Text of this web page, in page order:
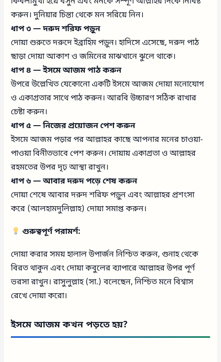
করুন। দুনিয়ার চিন্তা থেকে মন সরিয়ে নিন।
ধাপ ৩ — দরুদ শরিফ পড়ুন
দোয়া শুরুতে দরুদে ইব্রাহিম পড়ুন। হাদিসে এসেছে, দরুদ পাঠ
ছাড়া দোয়া আকাশ ও জমিনের মাঝখানে ঝুলে থাকে।
ধাপ ৪ — ইসমে আজম পাঠ করুন
উপরে উল্লেখিত যেকোনো একটি ইসমে আজম দোয়া মনোযোগ
ও একাগ্রতার সাথে পাঠ করুন। আরবি উচ্চারণ সঠিক রাখার
চেষ্টা করুন।
ধাপ ৫ — নিজের প্রয়োজন পেশ করুন
ইসমে আজম পড়ার পর আল্লাহর কাছে আপনার মনের চাওয়া-
পাওয়া বিনীতভাবে পেশ করুন। দোয়ায় একাগ্রতা ও আল্লাহর
রহমতের উপর দৃঢ় আস্থা রাখুন।
ধাপ ৬ — আবার দরুদ পড়ে শেষ করুন
দোয়া শেষে আবার দরুদ শরিফ পড়ুন এবং আল্লাহর প্রশংসা
করে (আলহামদুলিল্লাহ) দোয়া সমাপ্ত করুন।
গুরুত্বপূর্ণ পরামর্শ:
দোয়া করার সময় হালাল উপার্জন নিশ্চিত করুন, গুনাহ থেকে
বিরত থাকুন এবং দোয়া কবুলের ব্যাপারে আল্লাহর উপর পূর্ণ
ভরসা রাখুন। রাসুলুল্লাহ (সা.) বলেছেন, নিশ্চিত মনে বিশ্বাস
রেখে দোয়া করো।
ইসমে আজম কখন পড়তে হয়?